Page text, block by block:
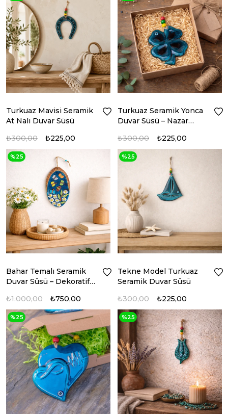
Turkuaz Mavisi Seramik
At Nalı Duvar Süsü
₺225,00
₺300,00
Turkuaz Seramik Yonca
Duvar Süsü – Nazar
₺225,00
₺300,00
Bahar Temalı Seramik
Duvar Süsü – Dekoratif
₺750,00
₺1.000,00
%25
Tekne Model Turkuaz
Seramik Duvar Süsü
₺225,00
₺300,00
%25
%25 %25